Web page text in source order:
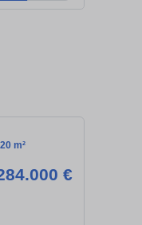
m²
€